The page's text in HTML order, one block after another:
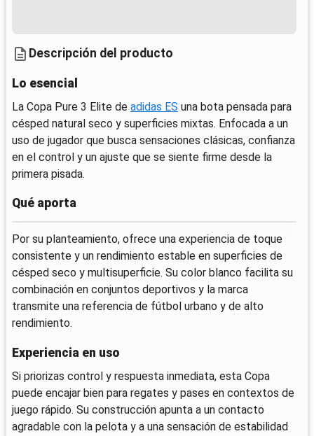
Descripción del producto
Lo esencial
La Copa Pure 3 Elite de adidas ES una bota pensada para
césped natural seco y superficies mixtas. Enfocada a un
uso de jugador que busca sensaciones clásicas, confianza
en el control y un ajuste que se siente firme desde la
primera pisada.
Qué aporta
Por su planteamiento, ofrece una experiencia de toque
consistente y un rendimiento estable en superficies de
césped seco y multisuperficie. Su color blanco facilita su
combinación en conjuntos deportivos y la marca
transmite una referencia de fútbol urbano y de alto
rendimiento.
Experiencia en uso
Si priorizas control y respuesta inmediata, esta Copa
puede encajar bien para regates y pases en contextos de
juego rápido. Su construcción apunta a un contacto
agradable con la pelota y a una sensación de estabilidad